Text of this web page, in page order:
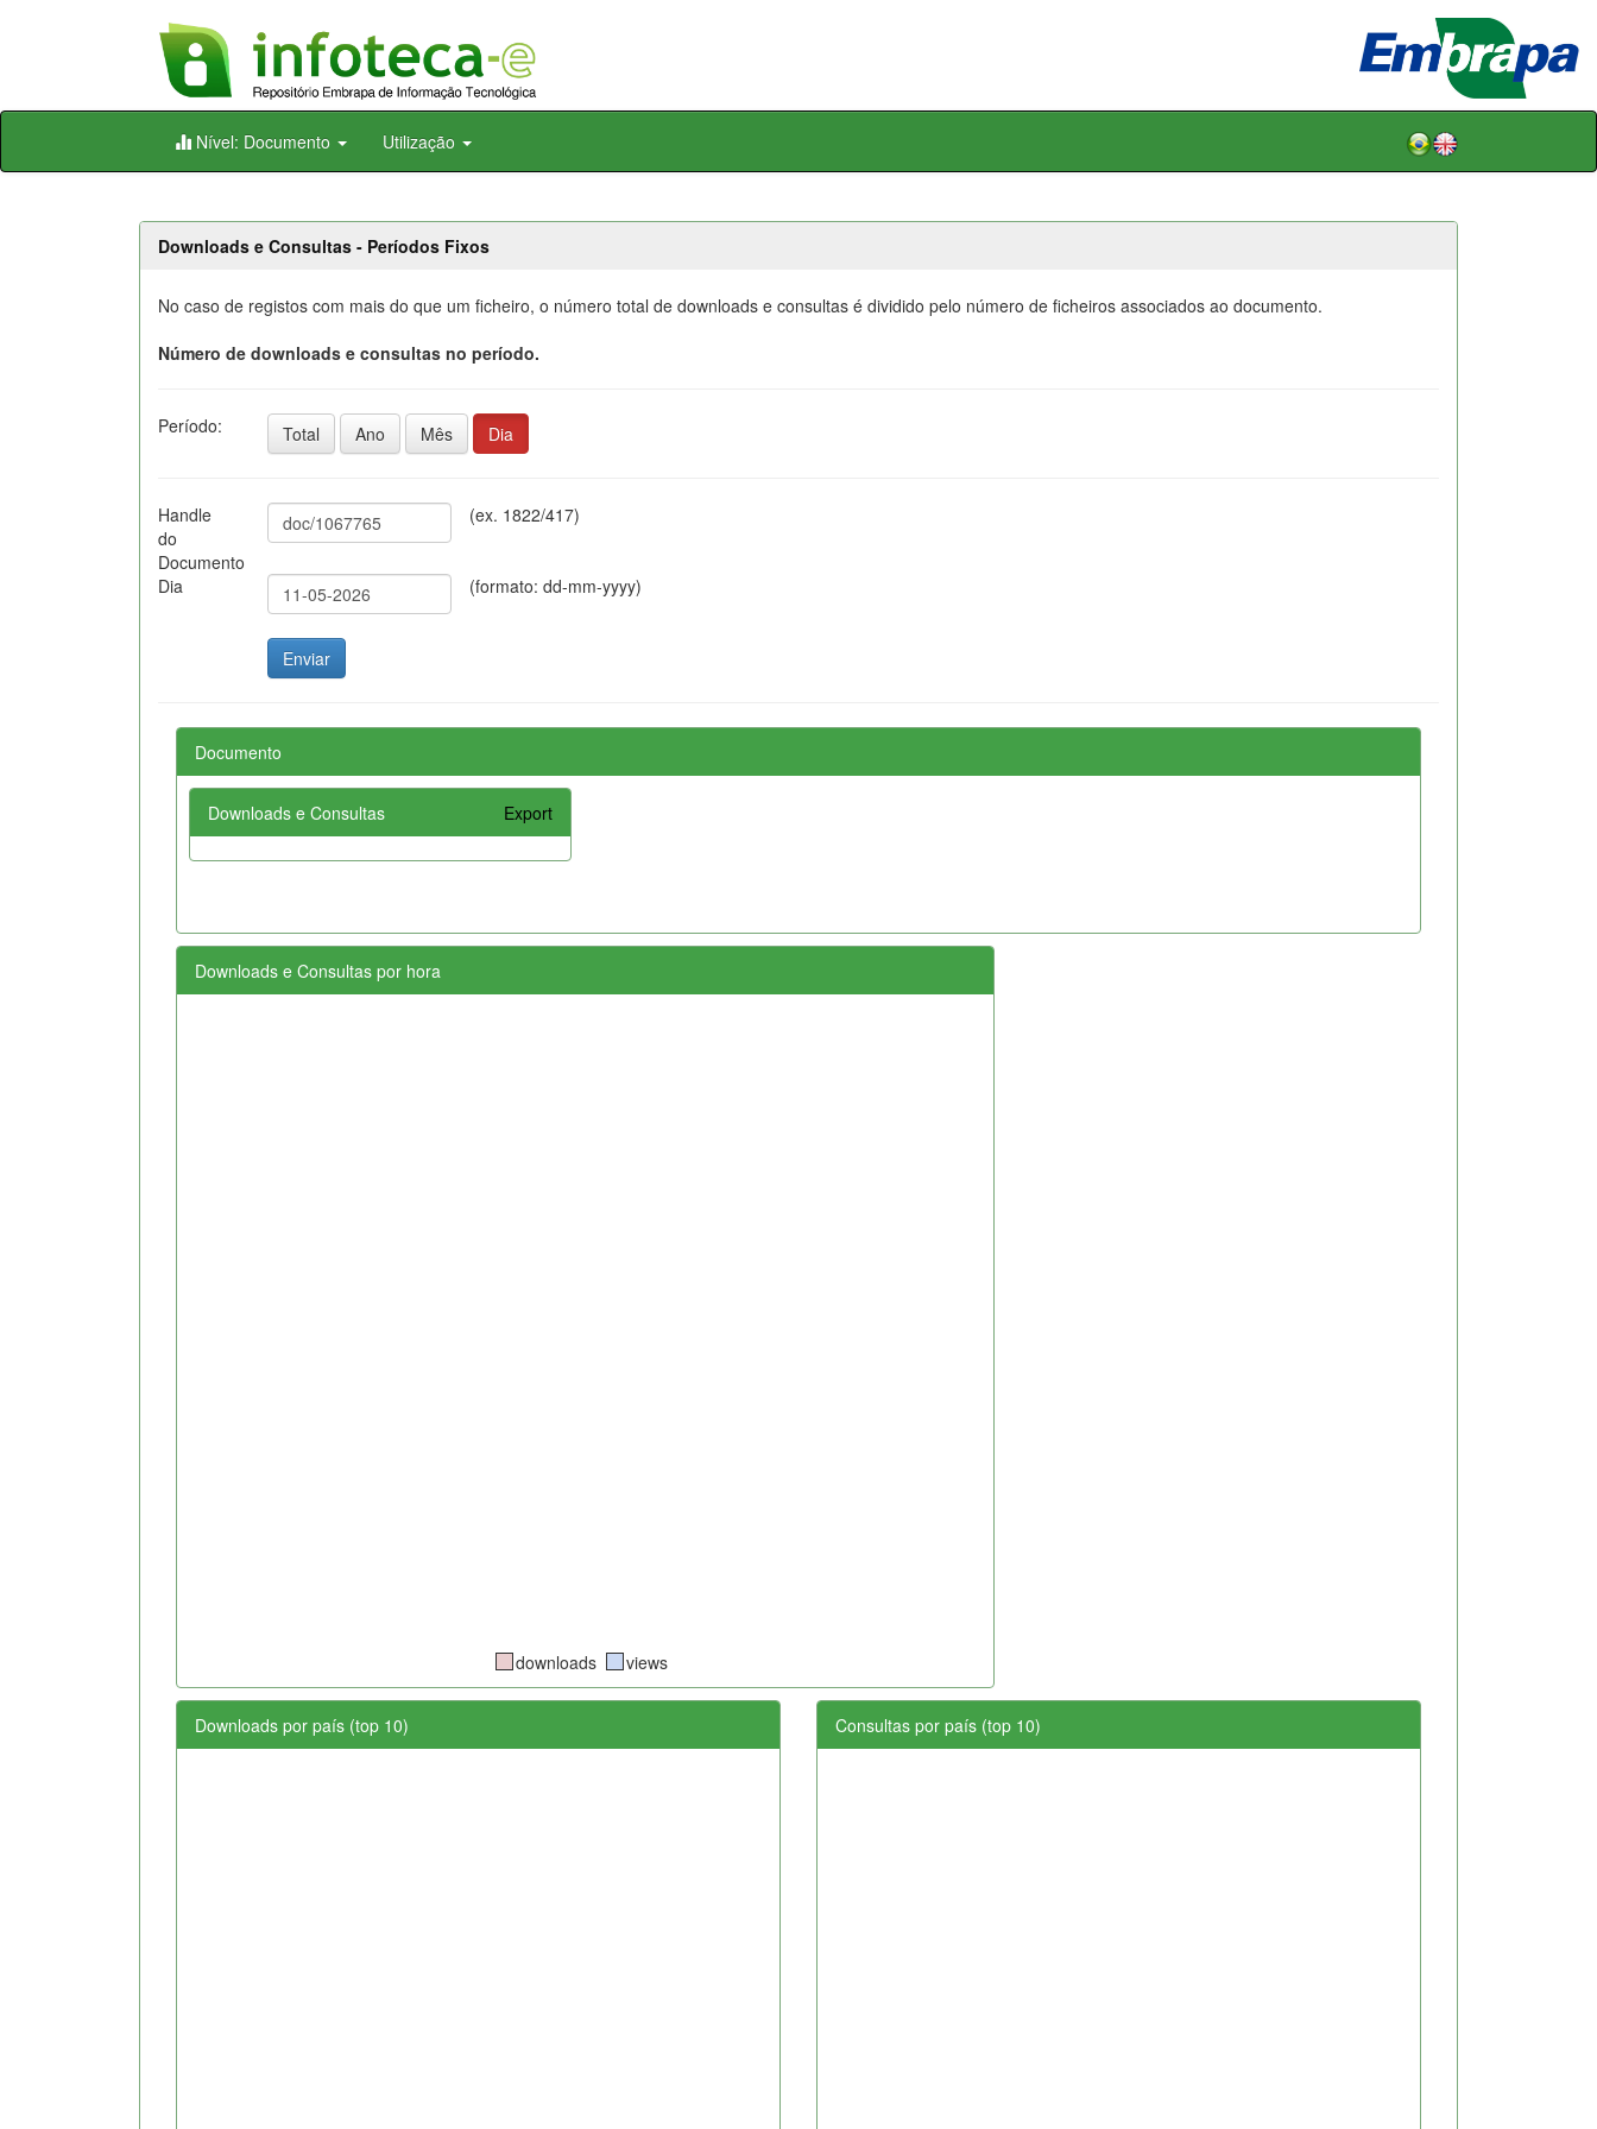
Skip
Nível: Documento Utilização
Downloads e Consultas - Períodos Fixos
No caso de registos com mais do que um ficheiro, o número total de downloads e consultas é dividido pelo número de ficheiros associados ao documento.
Número de downloads e consultas no período.
Período: Total Ano Mês Dia
Handle
do
Documento
(ex. 1822/417)
Dia (formato: dd-mm-yyyy)
Documento
Downloads e Consultas Export
Downloads e Consultas por hora
downloads views
Downloads por país (top 10) Consultas por país (top 10)